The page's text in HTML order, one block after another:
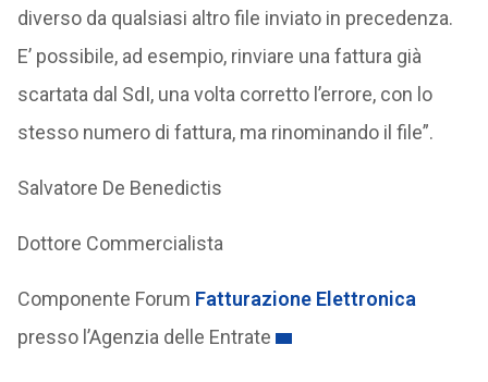
diverso da qualsiasi altro file inviato in precedenza.
E’ possibile, ad esempio, rinviare una fattura già
scartata dal SdI, una volta corretto l’errore, con lo
stesso numero di fattura, ma rinominando il file”.
Salvatore De Benedictis
Dottore Commercialista
Componente Forum Fatturazione Elettronica
presso l’Agenzia delle Entrate